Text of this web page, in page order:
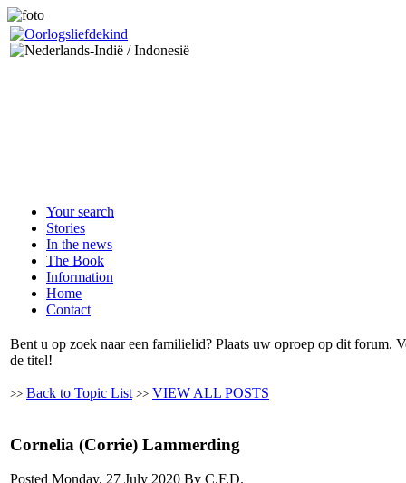
Your search
Stories
In the news
The Book
Information
Home
Contact
Bent u op zoek naar een familielid? Plaats uw oproep op dit forum.
de titel!
>> Back to Topic List >> VIEW ALL POSTS
Cornelia (Corrie) Lammerding
Posted Monday, 27 July 2020 By C.F.D.